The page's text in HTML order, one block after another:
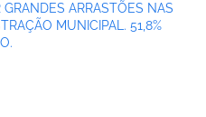
ARRASTÕES NAS
MUNICIPAL. 51,8%